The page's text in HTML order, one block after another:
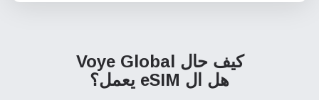
كيف حال Voye Global
هل ال eSIM يعمل؟